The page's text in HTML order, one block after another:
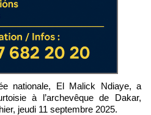
à l’archevêque de Dakar,
jeudi 11 septembre 2025.